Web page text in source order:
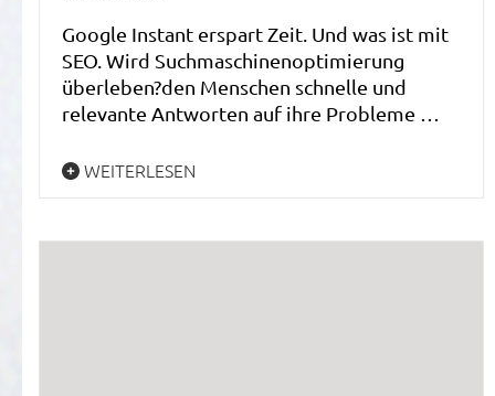
Google Instant erspart Zeit. Und was ist mit
SEO. Wird Suchmaschinenoptimierung
überleben?den Menschen schnelle und
relevante Antworten auf ihre Probleme …
WEITERLESEN